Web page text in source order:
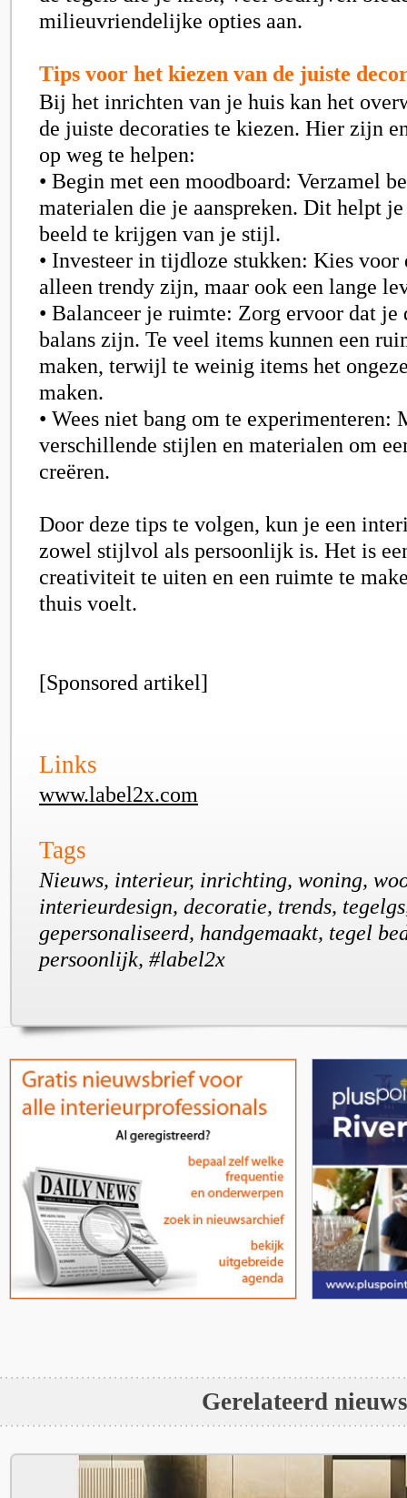
milieuvriendelijke opties aan.
Tips voor het kiezen van de juiste
Bij het inrichten van je huis kan het
de juiste decoraties te kiezen. Hier zijn
op weg te helpen:
• Begin met een moodboard: Verzamel
materialen die je aanspreken. Dit helpt
beeld te krijgen van je stijl.
• Investeer in tijdloze stukken: Kies voor
alleen trendy zijn, maar ook een lange
• Balanceer je ruimte: Zorg ervoor dat je
balans zijn. Te veel items kunnen een
maken, terwijl te weinig items het
maken.
• Wees niet bang om te experimenteren:
verschillende stijlen en materialen om
creëren.
Door deze tips te volgen, kun je een
zowel stijlvol als persoonlijk is. Het is
creativiteit te uiten en een ruimte te
thuis voelt.
[Sponsored artikel]
Links
www.label2x.com
Tags
Nieuws, interieur, inrichting, woning,
interieurdesign, decoratie, trends,
gepersonaliseerd, handgemaakt, tegel
persoonlijk, #label2x
Gerelateerd nieuws